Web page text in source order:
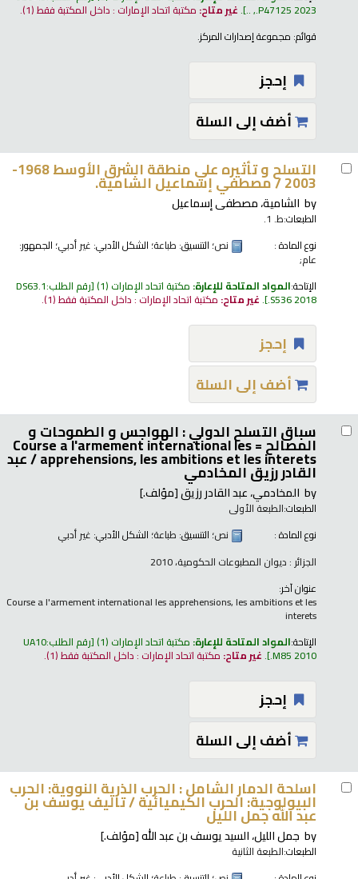
.P47125 2023, ..
.غير متاح: مكتبة اتحاد الإمارات : داخل المكتبة فقط(1).
قوائم: مجموعة إصدارات المركز.
إحجز
أضف إلى السلة
التسلح و تأثيره علي منطقة الشرق الأوسط 1968-
2003 / مصطفي إسماعيل الشامية.
by الشامية، مصطفى إسماعيل
الطبعات:ط. 1.
نوع المادة :
نص؛ التنسيق: طباعة؛ الشكل الأدبي: غير أدبي؛ الجمهور:
عام;
الإتاحة:المواد المتاحة للإعارة: مكتبة اتحاد الإمارات (1) رقم الطلب:DS63.1
.S536 2018
.غير متاح: مكتبة اتحاد الإمارات : داخل المكتبة فقط(1).
إحجز
أضف إلى السلة
سباق التسلح الدولي : الهواجس و الطموحات و
المصالح = Course a l'armement international les
apprehensions, les ambitions et les interets / عبد
القادر رزيق المخادمي
by المخادمي، عبد القادر رزيق[مؤلف.]
الطبعات:الطبعة الأولى
نوع المادة :
نص؛ التنسيق: طباعة؛ الشكل الأدبي: غير أدبي
الجزائر : ديوان المطبوعات الحكومية، 2010
عنوان آخر:
Course a l'armement international les apprehensions, les ambitions et les
interets
الإتاحة:المواد المتاحة للإعارة: مكتبة اتحاد الإمارات (1) رقم الطلب:UA10
.M85 2010
.غير متاح: مكتبة اتحاد الإمارات : داخل المكتبة فقط(1).
إحجز
أضف إلى السلة
اسلحة الدمار الشامل : الحرب الذرية النووية: الحرب
البيولوجية: الحرب الكيميائية /تاليف يوسف بن
عبد الله جمل الليل
by جمل الليل، السيد يوسف بن عبد الله[مؤلف.]
الطبعات:الطبعة الثانية